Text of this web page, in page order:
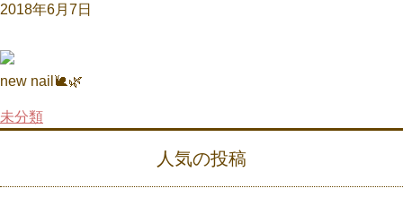
Campaign
2018年6月7日
new nail🐌🌿
未分類
人気の投稿